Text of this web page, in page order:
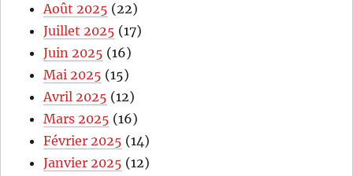
Août 2025 (22)
Juillet 2025 (17)
Juin 2025 (16)
Mai 2025 (15)
Avril 2025 (12)
Mars 2025 (16)
Février 2025 (14)
Janvier 2025 (12)